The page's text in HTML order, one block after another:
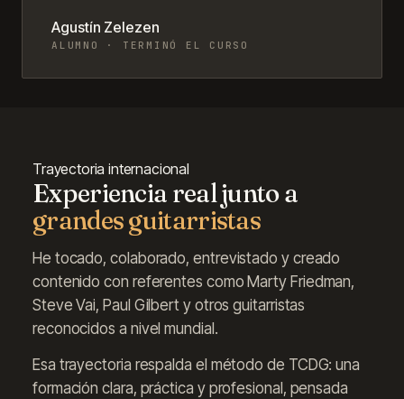
Agustín Zelezen
ALUMNO · TERMINÓ EL CURSO
Trayectoria internacional
Experiencia real junto a
grandes guitarristas
He tocado, colaborado, entrevistado y creado
contenido con referentes como Marty Friedman,
Steve Vai, Paul Gilbert y otros guitarristas
reconocidos a nivel mundial.
Esa trayectoria respalda el método de TCDG: una
formación clara, práctica y profesional, pensada